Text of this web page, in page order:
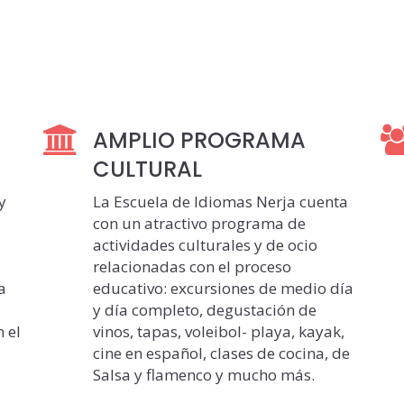
el
AMPLIO PROGRAMA
CULTURAL
La Escuela de Idiomas Nerja cuenta
con un atractivo programa de
actividades culturales y de ocio
relacionadas con el proceso
educativo: excursiones de medio día
y día completo, degustación de
vinos, tapas, voleibol- playa, kayak,
cine en español, clases de cocina, de
Salsa y flamenco y mucho más.